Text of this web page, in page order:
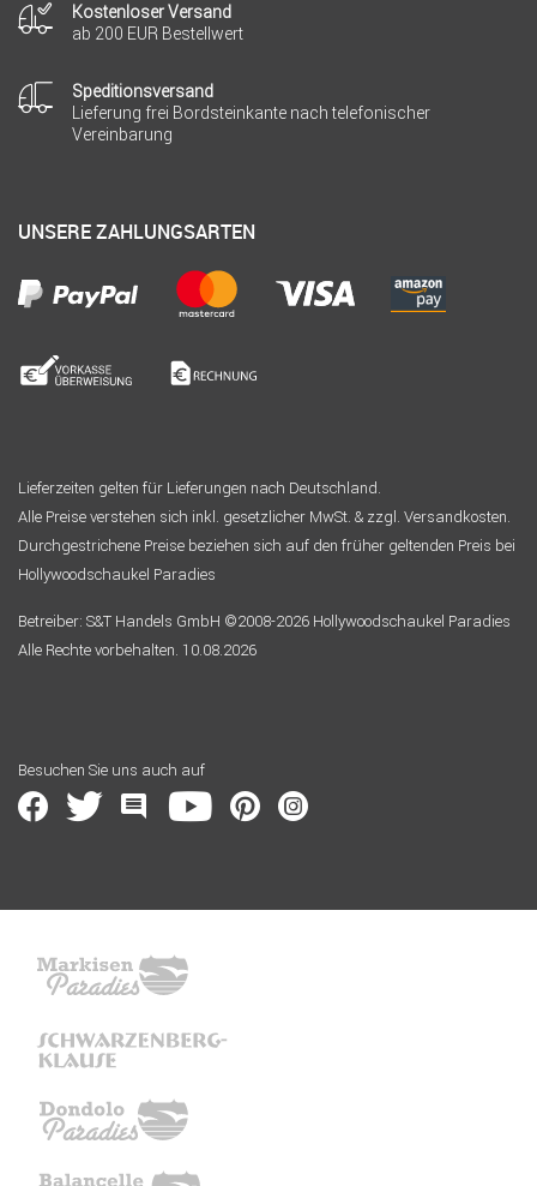
Kostenloser Versand
ab 200 EUR Bestellwert
Speditionsversand
Lieferung frei Bordsteinkante nach telefonischer
Vereinbarung
UNSERE ZAHLUNGSARTEN
Lieferzeiten gelten für Lieferungen nach Deutschland.
Alle Preise verstehen sich inkl. gesetzlicher MwSt. & zzgl. Versandkosten.
Durchgestrichene Preise beziehen sich auf den früher geltenden Preis bei
Hollywoodschaukel Paradies
Betreiber: S&T Handels GmbH ©2008-2026 Hollywoodschaukel Paradies
Alle Rechte vorbehalten. 10.08.2026
Besuchen Sie uns auch auf